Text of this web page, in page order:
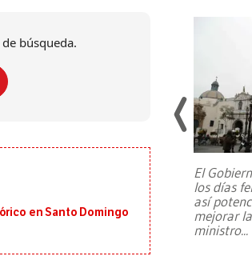
búsqueda.
en Santo Domingo
sus adversarios, el
Brasil, Luiz Inácio Lula
...
El
los días
así
mejorar
ministro...